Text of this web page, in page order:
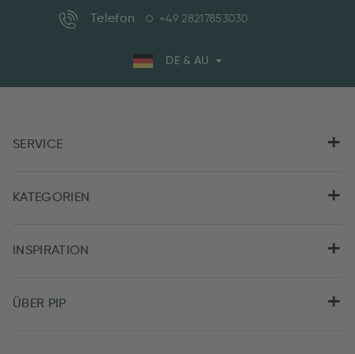
Telefon +49 28217853030
DE & AU
SERVICE
KATEGORIEN
INSPIRATION
ÜBER PIP